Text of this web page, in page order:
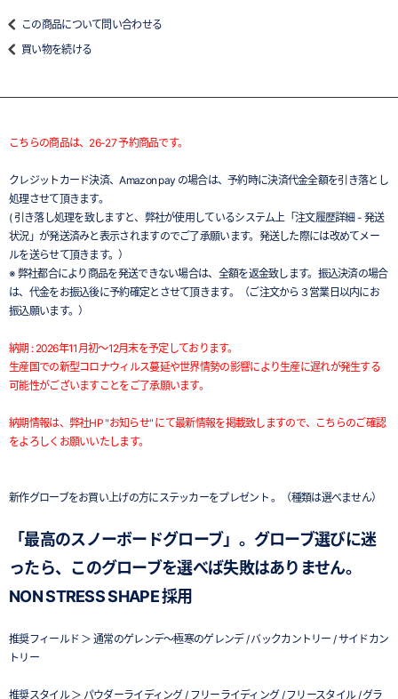
この商品について問い合わせる
買い物を続ける
こちらの商品は、26-27 予約商品です。
クレジットカード決済、Amazon pay の場合は、予約時に決済代金全額を引き落とし
処理させて頂きます。
( 引き落し処理を致しますと、弊社が使用しているシステム上「注文履歴詳細 - 発送
状況」が発送済みと表示されますのでご了承願います。発送した際には改めてメー
ルを送らせて頂きます。）
※ 弊社都合により商品を発送できない場合は、全額を返金致します。振込決済の場合
は、代金をお振込後に予約確定とさせて頂きます。（ご注文から３営業日以内にお
振込願います。）
納期 : 2026年11月初～12月末を予定しております。
生産国での新型コロナウィルス蔓延や世界情勢の影響により生産に遅れが発生する
可能性がございますことをご了承願います。
納期情報は、弊社HP "お知らせ" にて最新情報を掲載致しますので、こちらのご確認
をよろしくお願いいたします。
新作グローブをお買い上げの方にステッカーをプレゼント 。（種類は選べません）
「最高のスノーボードグローブ」。グローブ選びに迷
ったら、このグローブを選べば失敗はありません。
NON STRESS SHAPE 採用
推奨フィールド ＞ 通常のゲレンデ～極寒のゲレンデ / バックカントリー / サイドカン
トリー
推奨スタイル ＞ パウダーライディング / フリーライディング / フリースタイル / グラ